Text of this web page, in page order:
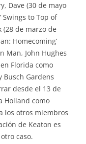
Dave (30 de mayo
Swings to Top of
(28 de marzo de
Homecoming’
Man, John Hughes
Florida como
Busch Gardens
desde el 13 de
Holland como
los otros miembros
de Keaton es
caso.